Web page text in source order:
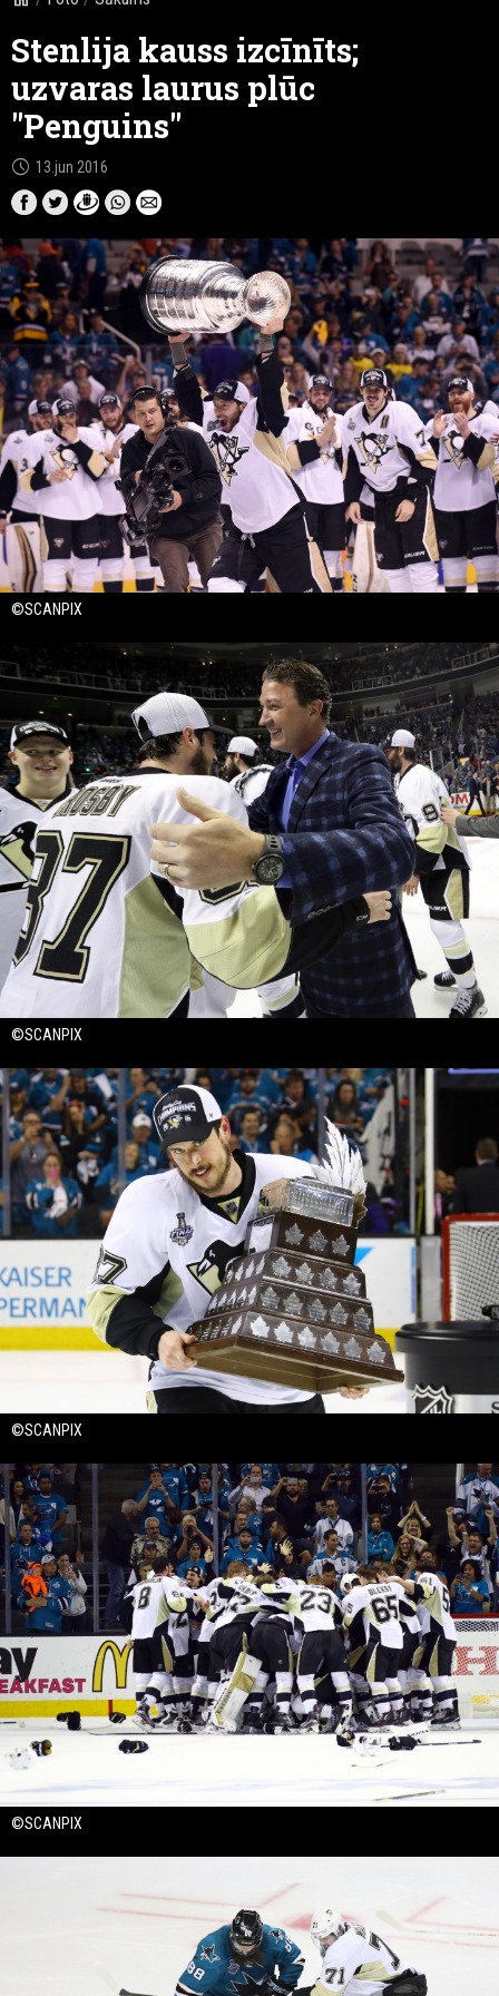
Stenlija kauss izcīnīts;
uzvaras laurus plūc
"Penguins"
schedule 13.jun 2016
©SCANPIX
©SCANPIX
©SCANPIX
©SCANPIX